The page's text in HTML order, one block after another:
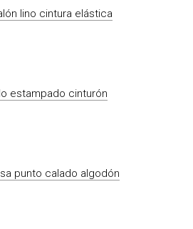
lino cintura elástica
estampado cinturón
punto calado algodón